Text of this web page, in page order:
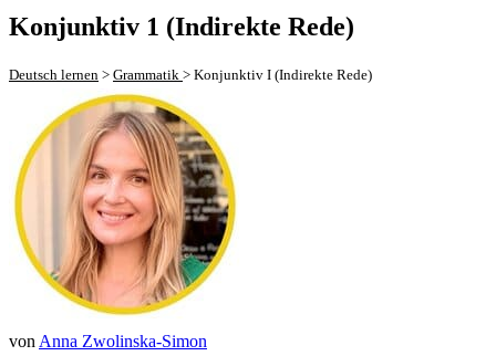
Konjunktiv 1 (Indirekte Rede)
Deutsch lernen > Grammatik > Konjunktiv I (Indirekte Rede)
von Anna Zwolinska-Simon